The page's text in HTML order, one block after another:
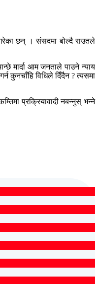
छन् । संसदमा बोल्दै राउतले
मार्दा आम जनताले पाउने न्याय
कुनचाँहि विधिले दिँदैन ? त्यसमा
प्रक्रियावादी नबन्नुस् भन्ने